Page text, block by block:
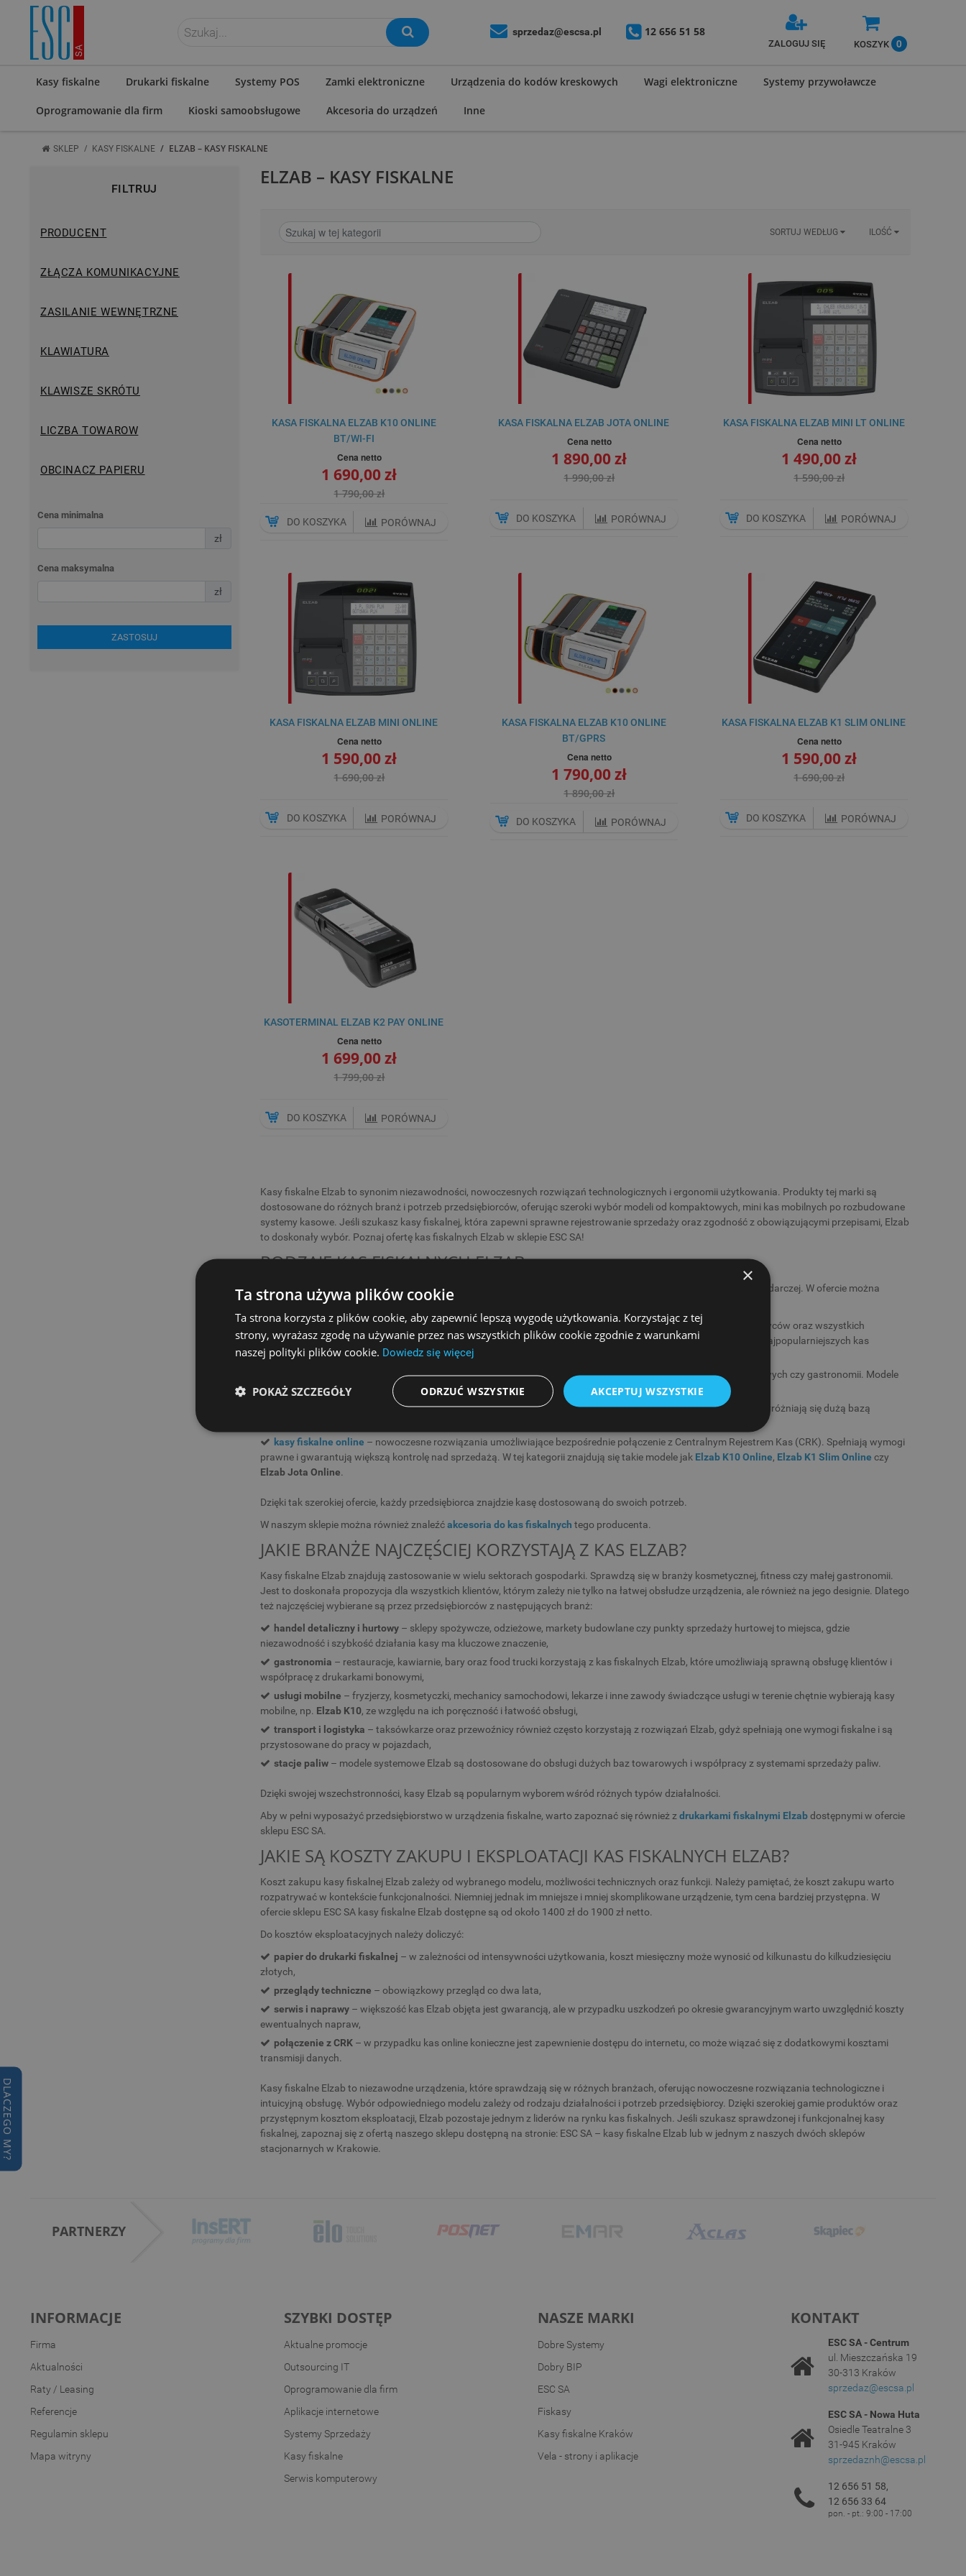
DLACZEGO MY?
ZALOGUJ SIĘ sprzedaz@escsa.pl 12 656 51 58
ZALOGUJ SIĘ KOSZYK 0
Kasy fiskalne Drukarki fiskalne Systemy POS Zamki elektroniczne Urządzenia do kodów kreskowych Wagi elektroniczne Systemy przywoławcze
Oprogramowanie dla firm Kioski samoobsługowe Akcesoria do urządzeń Inne
SKLEP / KASY FISKALNE / ELZAB – KASY FISKALNE
FILTRUJ
PRODUCENT
ZŁĄCZA KOMUNIKACYJNE
ZASILANIE WEWNĘTRZNE
KLAWIATURA
KLAWISZE SKRÓTU
LICZBA TOWAROW
OBCINACZ PAPIERU
Cena minimalna
zł
Cena maksymalna
zł
ZASTOSUJ
ELZAB – KASY FISKALNE
SORTUJ WEDŁUG ILOŚĆ
KASA FISKALNA ELZAB K10 ONLINE
BT/WI-FI
Cena netto
1 690,00 zł
1 790,00 zł
DO KOSZYKA PORÓWNAJ
KASA FISKALNA ELZAB JOTA ONLINE
Cena netto
1 890,00 zł
1 990,00 zł
DO KOSZYKA PORÓWNAJ
KASA FISKALNA ELZAB MINI LT ONLINE
Cena netto
1 490,00 zł
1 590,00 zł
DO KOSZYKA PORÓWNAJ
KASA FISKALNA ELZAB MINI ONLINE
Cena netto
1 590,00 zł
1 690,00 zł
DO KOSZYKA PORÓWNAJ
KASA FISKALNA ELZAB K10 ONLINE
BT/GPRS
Cena netto
1 790,00 zł
1 890,00 zł
DO KOSZYKA PORÓWNAJ
KASA FISKALNA ELZAB K1 SLIM ONLINE
Cena netto
1 590,00 zł
1 690,00 zł
DO KOSZYKA PORÓWNAJ
KASOTERMINAL ELZAB K2 PAY ONLINE
Cena netto
1 699,00 zł
1 799,00 zł
DO KOSZYKA PORÓWNAJ
Kasy fiskalne Elzab to synonim niezawodności, nowoczesnych rozwiązań technologicznych i ergonomii użytkowania. Produkty tej marki są
dostosowane do różnych branż i potrzeb przedsiębiorców, oferując szeroki wybór modeli od kompaktowych, mini kas mobilnych po rozbudowane
systemy kasowe. Jeśli szukasz kasy fiskalnej, która zapewni sprawne rejestrowanie sprzedaży oraz zgodność z obowiązującymi przepisami, Elzab
to doskonały wybór. Poznaj ofertę kas fiskalnych Elzab w sklepie ESC SA!
RODZAJE KAS FISKALNYCH ELZAB
Elzab oferuje różnorodne modele kas fiskalnych, które odpowiadają na potrzeby różnych typów działalności gospodarczej. W ofercie można
znaleźć:
mobilne kasy fiskalne – lekkie, kompaktowe i łatwe w obsłudze. Idealne dla przedstawicieli handlowych, dostawców oraz wszystkich
przedsiębiorców, którzy prowadzą sprzedaż w terenie. Przykładem sąElzab K10orazElzab K10 ONLINE
, jedne z najpopularniejszych kas
mobilnych na rynku.
– większe urządzenia, które doskonale sprawdzają się w sklepach, punktach usługowych czy gastronomii. Modele
takie jakElzab Minilub Elzab Jota
charakteryzują się solidną konstrukcją i intuicyjną obsługą.
– przeznaczone dla dużych punktów handlowych, supermarketów czy stacji paliw. Wyróżniają się dużą bazą
kasy fiskalne online – nowoczesne rozwiązania umożliwiające bezpośrednie połączenie z Centralnym Rejestrem Kas (CRK). Spełniają wymogi
prawne i gwarantują większą kontrolę nad sprzedażą. W tej kategorii znajdują się takie modele jak Elzab K10 Online, Elzab K1 Slim Online czy
Elzab Jota Online.
Dzięki tak szerokiej ofercie, każdy przedsiębiorca znajdzie kasę dostosowaną do swoich potrzeb.
W naszym sklepie można również znaleźćakcesoria do kas fiskalnych tego producenta.
JAKIE BRANŻE NAJCZĘŚCIEJ KORZYSTAJĄ Z KAS ELZAB?
Kasy fiskalne Elzab znajdują zastosowanie w wielu sektorach gospodarki. Sprawdzą się w branży kosmetycznej, fitness czy małej gastronomii.
Jest to doskonała propozycja dla wszystkich klientów, którym zależy nie tylko na łatwej obsłudze urządzenia, ale również na jego designie. Dlatego
też najczęściej wybierane są przez przedsiębiorców z następujących branż:
handel detaliczny i hurtowy– sklepy spożywcze, odzieżowe, markety budowlane czy punkty sprzedaży hurtowej to miejsca, gdzie
niezawodność i szybkość działania kasy ma kluczowe znaczenie,
gastronomia – restauracje, kawiarnie, bary oraz food trucki korzystają z kas fiskalnych Elzab, które umożliwiają sprawną obsługę klientów i
współpracę z drukarkami bonowymi,
usługi mobilne – fryzjerzy, kosmetyczki, mechanicy samochodowi, lekarze i inne zawody świadczące usługi w terenie chętnie wybierają kasy
mobilne, np. Elzab K10, ze względu na ich poręczność i łatwość obsługi,
transport i logistyka – taksówkarze oraz przewoźnicy również często korzystają z rozwiązań Elzab, gdyż spełniają one wymogi fiskalne i są
przystosowane do pracy w pojazdach,
stacje paliw– modele systemowe Elzab są dostosowane do obsługi dużych baz towarowych i współpracy z systemami sprzedaży paliw.
Dzięki swojej wszechstronności, kasy Elzab są popularnym wyborem wśród różnych typów działalności.
Aby w pełni wyposażyć przedsiębiorstwo w urządzenia fiskalne, warto zapoznać się również z drukarkami fiskalnymi Elzabdostępnymi w ofercie
sklepu ESC SA.
JAKIE SĄ KOSZTY ZAKUPU I EKSPLOATACJI KAS FISKALNYCH ELZAB?
Koszt zakupu kasy fiskalnej Elzab zależy od wybranego modelu, możliwości technicznych oraz funkcji. Należy pamiętać, że koszt zakupu warto
rozpatrywać w kontekście funkcjonalności. Niemniej jednak im mniejsze i mniej skomplikowane urządzenie, tym cena bardziej przystępna. W
ofercie sklepu ESC SA kasy fiskalne Elzab dostępne są od około 1400 zł do 1900 zł netto.
Do kosztów eksploatacyjnych należy doliczyć:
papier do drukarki fiskalnej – w zależności od intensywności użytkowania, koszt miesięczny może wynosić od kilkunastu do kilkudziesięciu
złotych,
przeglądy techniczne – obowiązkowy przegląd co dwa lata,
serwis i naprawy– większość kas Elzab objęta jest gwarancją, ale w przypadku uszkodzeń po okresie gwarancyjnym warto uwzględnić koszty
ewentualnych napraw,
połączenie z CRK– w przypadku kas online konieczne jest zapewnienie dostępu do internetu, co może wiązać się z dodatkowymi kosztami
transmisji danych.
Kasy fiskalne Elzab to niezawodne urządzenia, które sprawdzają się w różnych branżach, oferując nowoczesne rozwiązania technologiczne i
intuicyjną obsługę. Wybór odpowiedniego modelu zależy od rodzaju działalności i potrzeb przedsiębiorcy. Dzięki szerokiej gamie produktów oraz
przystępnym kosztom eksploatacji, Elzab pozostaje jednym z liderów na rynku kas fiskalnych. Jeśli szukasz sprawdzonej i funkcjonalnej kasy
fiskalnej, zapoznaj się z ofertą naszego sklepu dostępną na stronie: ESC SA – kasy fiskalne Elzab lub w jednym z naszych dwóch sklepów
stacjonarnych w Krakowie.
PARTNERZY
INFORMACJE
Firma
Aktualności
Raty / Leasing
Referencje
Regulamin sklepu
Mapa witryny
SZYBKI DOSTĘP
Aktualne promocje
Outsourcing IT
Oprogramowanie dla firm
Aplikacje internetowe
Systemy Sprzedaży
Kasy fiskalne
Serwis komputerowy
NASZE MARKI
Dobre Systemy
Dobry BIP
ESC SA
Fiskasy
Kasy fiskalne Kraków
Vela - strony i aplikacje
KONTAKT
ESC SA - Centrum
ul. Mieszczańska 19
30-313 Kraków
sprzedaz@escsa.pl
ESC SA - Nowa Huta
Osiedle Teatralne 3
31-945 Kraków
sprzedaznh@escsa.pl
12 656 51 58,
12 656 33 64
pon. - pt.: 9:00 - 17:00
×
Ta strona używa plików cookie
Ta strona korzysta z plików cookie, aby zapewnić lepszą wygodę użytkowania. Korzystając z tej
strony, wyrażasz zgodę na używanie przez nas wszystkich plików cookie zgodnie z warunkami
naszej polityki plików cookie. Dowiedz się więcej
AKCEPTUJ WSZYSTKIE
ODRZUĆ WSZYSTKIE
POKAŻ SZCZEGÓŁY